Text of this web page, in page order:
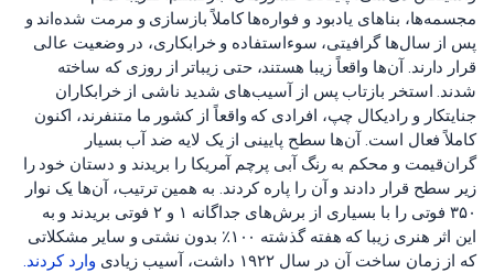
مجسمه‌ها، بناهای یادبود و فواره‌ها کاملاً بازسازی و مرمت شده‌اند و
پس از سال‌ها گرافیتی، سوءاستفاده و خرابکاری، در وضعیت عالی
قرار دارند. آن‌ها واقعاً زیبا هستند، حتی زیباتر از روزی که ساخته
شدند. استخر بازتاب پس از آسیب‌های شدید ناشی از خرابکاران
جنایتکار و رادیکال چپ، افرادی که واقعاً از کشور ما متنفرند، اکنون
کاملاً فعال است. آن‌ها سطح پایینی از یک لایه ضد آب بسیار
گران‌قیمت و محکم به رنگ آبی پرچم آمریکا را بریدند و دستان خود را
زیر سطح قرار دادند و آن را پاره کردند. به همین ترتیب، آن‌ها یک نوار
۳۵۰ فوتی را با بسیاری از برش‌های جداگانه ۱ و ۲ فوتی بریدند و به
این اثر هنری زیبا که هفته گذشته ۱۰۰٪ بدون نشتی و سایر مشکلاتی
که از زمان ساخت آن در سال ۱۹۲۲ داشت، آسیب زیادی
وارد کردند.